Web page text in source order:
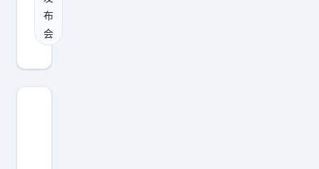
解
决
问
题
活
，
再
出
来
！
一
布
会